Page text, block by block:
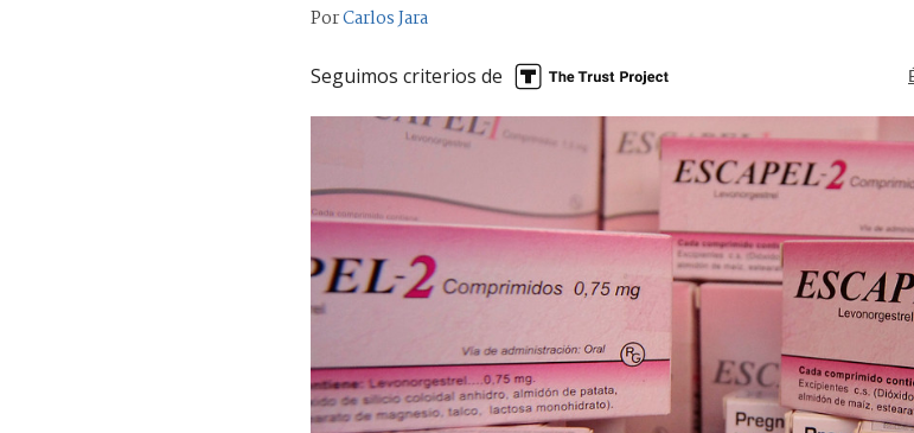
PorCarlos Jara
Seguimos criterios de